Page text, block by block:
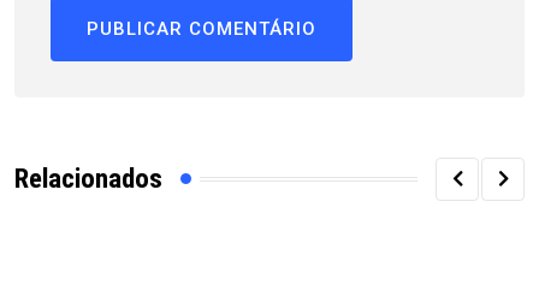
Relacionados